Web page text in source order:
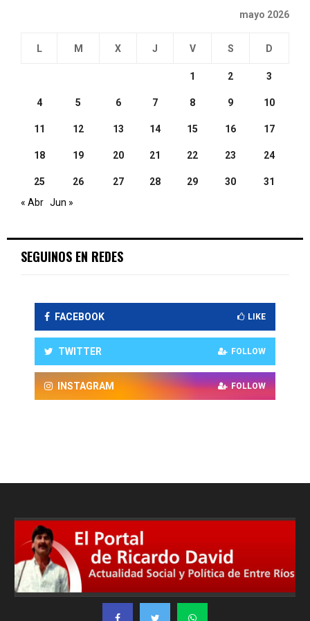
mayo 2026
L M X J V S D
1 2 3
4 5 6 7 8 9 10
11 12 13 14 15 16 17
18 19 20 21 22 23 24
25 26 27 28 29 30
31
« Abr Jun »
SEGUINOS EN REDES
FACEBOOK LIKE
TWITTER FOLLOW
INSTAGRAM FOLLOW